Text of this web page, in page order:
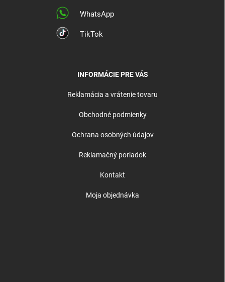
WhatsApp
TikTok
INFORMÁCIE PRE VÁS
Reklamácia a vrátenie tovaru
Obchodné podmienky
Ochrana osobných údajov
Reklamačný poriadok
Kontakt
Moja objednávka